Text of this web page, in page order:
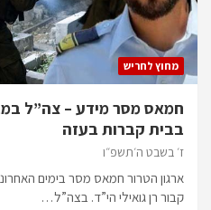
מחוץ לחריש
חמאס מסר מידע – צה”ל
בבית קברות בעזה
ז׳ בשבט ה׳תשפ״ו
ארגון הטרור חמאס מסר בימים
קבור רן גואילי הי”ד. בצה”ל…